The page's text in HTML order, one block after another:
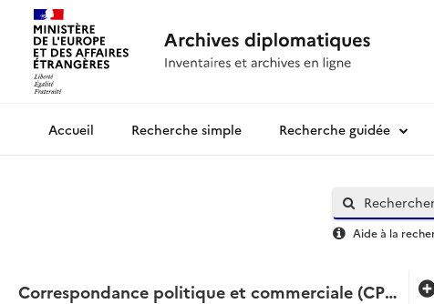
Archives diplomatiquesRecherche simple Recherche guidée
Aide à la
Correspondance politique et commerciale (CPCOM) / Y-Internationale